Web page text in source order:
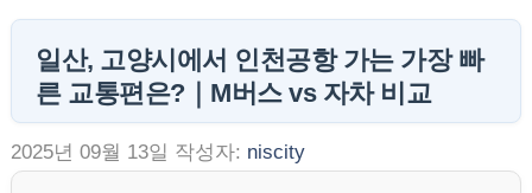
일산, 고양시에서 인천공항 가는 가장 빠
른 교통편은?｜M버스 vs 자차 비교
2025년 09월 13일 작성자: niscity